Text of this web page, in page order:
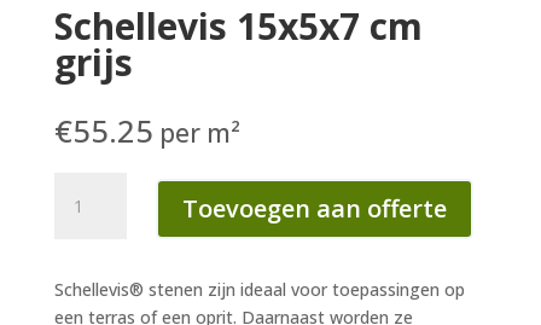
Schellevis 15x5x7 cm
grijs
€55.25 per m²
15x5x7
aantal
Toevoegen aan offerte
Schellevis® stenen zijn ideaal voor toepassingen op
een terras of een oprit. Daarnaast worden ze